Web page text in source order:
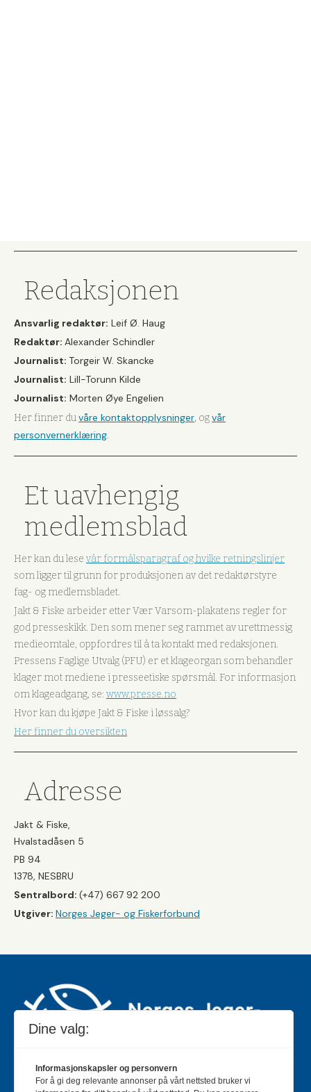
Redaksjonen
Ansvarlig redaktør: Leif Ø. Haug
Redaktør: Alexander Schindler
Journalist: Torgeir W. Skancke
Journalist: Lill-Torunn Kilde
Journalist: Morten Øye Engelien
Her finner duvåre kontaktopplysninger, ogvår
personvernerklæring.
Et uavhengig
medlemsblad
Her kan du lese vår formålsparagraf og hvilke retningslinjer
som ligger til grunn for produksjonen av det redaktørstyre
fag- og medlemsbladet.
Jakt & Fiske arbeider etter Vær Varsom-plakatens regler for
god presseskikk. Den som mener seg rammet av urettmessig
medieomtale, oppfordres til å ta kontakt med redaksjonen.
Pressens Faglige Utvalg (PFU) er et klageorgan som behandler
klager mot mediene i presseetiske spørsmål. For informasjon
om klageadgang, se: www.presse.no
Hvor kan du kjøpe Jakt & Fiske i løssalg?
Her finner du oversikten
Adresse
Jakt & Fiske,
Hvalstadåsen 5
PB 94
1378, NESBRU
Sentralbord: (+47) 667 92 200
Utgiver: Norges Jeger- og Fiskerforbund
Jakt & Fiske er landets største og eldste magasin for
Dine valg:
Informasjonskapsler og personvern
For å gi deg relevante annonser på vårt nettsted bruker vi